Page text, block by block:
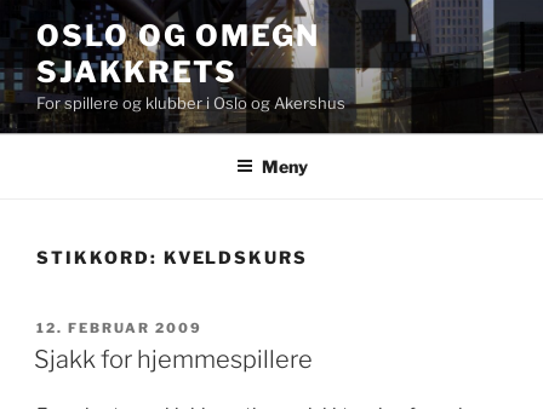
til
innhold
OSLO OG OMEGN
SJAKKRETS
For spillere og klubber i Oslo og Akershus
Meny
STIKKORD: KVELDSKURS
PUBLISERT
12. FEBRUAR 2009
Sjakk for hjemmespillere